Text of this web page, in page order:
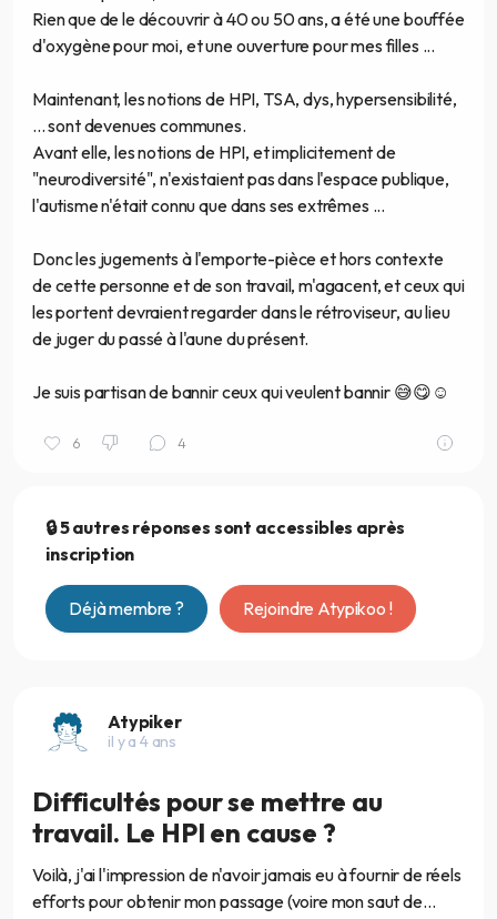
Rien que de le découvrir à 40 ou 50 ans, a été une bouffée
d'oxygène pour moi, et une ouverture pour mes filles ...
Maintenant, les notions de HPI, TSA, dys, hypersensibilité,
... sont devenues communes.
Avant elle, les notions de HPI, et implicitement de
"neurodiversité", n'existaient pas dans l'espace publique,
l'autisme n'était connu que dans ses extrêmes ...
Donc les jugements à l'emporte-pièce et hors contexte
de cette personne et de son travail, m'agacent, et ceux qui
les portent devraient regarder dans le rétroviseur, au lieu
de juger du passé à l'aune du présent.
Je suis partisan de bannir ceux qui veulent bannir 😅😋☺️
6 4
🔒 5 autres réponses sont accessibles après
inscription
Déjà membre ? Rejoindre Atypikoo !
Atypiker
il y a 4 ans
Difficultés pour se mettre au
travail. Le HPI en cause ?
Voilà, j'ai l'impression de n'avoir jamais eu à fournir de réels
efforts pour obtenir mon passage (voire mon saut de...